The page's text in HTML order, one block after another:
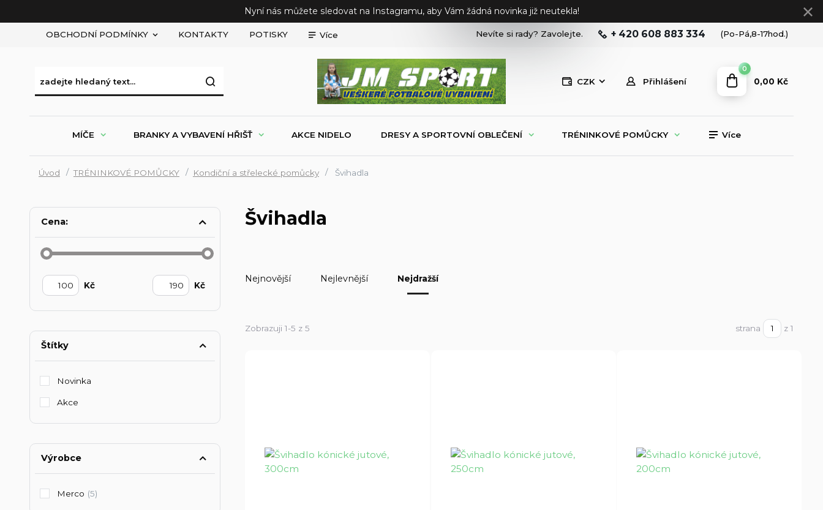
Nyní nás můžete sledovat na Instagramu, aby Vám žádná novinka již neutekla!
OBCHODNÍ PODMÍNKY KONTAKTY POTISKY Více
CZK Přihlášení
Nevíte si rady? Zavolejte. + 420 608 883 334 (Po-Pá,8-17hod.)
0
0,00 Kč
MÍČE BRANKY A VYBAVENÍ HŘIŠŤ AKCE NIDELO DRESY A SPORTOVNÍ OBLEČENÍ TRÉNINKOVÉ POMŮCKY Více
Úvod TRÉNINKOVÉ POMŮCKY Kondiční a střelecké pomůcky Švihadla
Švihadla
Nejnovější Nejlevnější Nejdražší
Zobrazuji 1-5 z 5 strana z 1
Cena:
Kč Kč
Štítky
Novinka
Akce
Výrobce
Merco (5)